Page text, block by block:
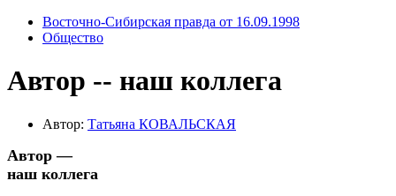
Восточно-Сибирская правда от 16.09.1998
Общество
Автор -- наш коллега
Автор: Татьяна КОВАЛЬСКАЯ
Автор —
наш коллега